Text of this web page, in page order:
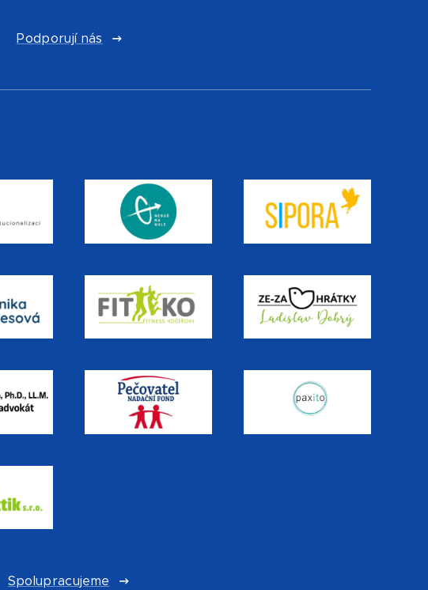
Podporují nás
Spolupracujeme